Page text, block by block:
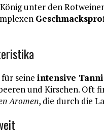
unter den
seine intensive
und Kirschen. Oft
Aromen, die durch die